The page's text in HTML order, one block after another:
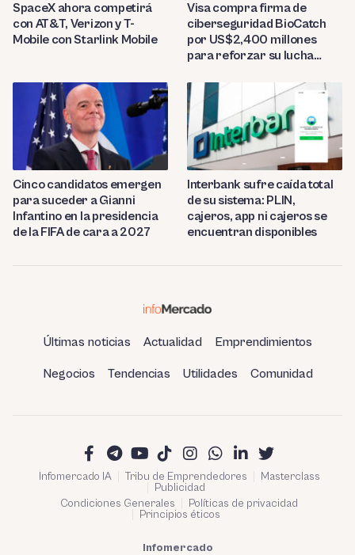
SpaceX ahora competirá
con AT&T, Verizon y T-
Mobile con Starlink Mobile
Visa compra firma de
ciberseguridad BioCatch
por US$2,400 millones
para reforzar su lucha
Cinco candidatos emergen
para suceder a Gianni
Infantino en la presidencia
de la FIFA de cara a 2027
Interbank sufre caída total
de su sistema: PLIN,
cajeros, app ni cajeros se
encuentran disponibles
Últimas noticias Actualidad Emprendimientos
Negocios Tendencias Utilidades Comunidad
Infomercado IA Tribu de Emprendedores
Masterclass
Publicidad
Condiciones Generales
Políticas de privacidad
Principios éticos
Infomercado